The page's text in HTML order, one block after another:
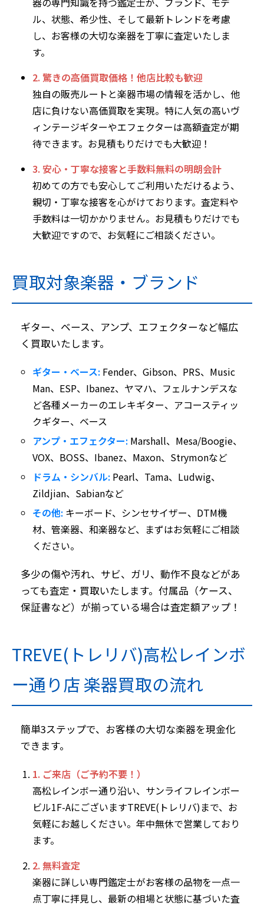
ル、状態、希少性、そして最新トレンドを考慮
し、お客様の大切な楽器を丁寧に査定いたしま
す。
2. 驚きの高価買取価格！他店比較も歓迎
独自の販売ルートと楽器市場の情報を活かし、他
店に負けない高価買取を実現。特に人気の高いヴ
ィンテージギターやエフェクターは高額査定が期
待できます。お見積もりだけでも大歓迎！
3. 安心・丁寧な接客と手数料無料の明朗会計
初めての方でも安心してご利用いただけるよう、
親切・丁寧な接客を心がけております。査定料や
手数料は一切かかりません。お見積もりだけでも
大歓迎ですので、お気軽にご相談ください。
買取対象楽器・ブランド
ギター、ベース、アンプ、エフェクターなど幅広
く買取いたします。
ギター・ベース: Fender、Gibson、PRS、Music
Man、ESP、Ibanez、ヤマハ、フェルナンデスな
ど各種メーカーのエレキギター、アコースティッ
クギター、ベース
アンプ・エフェクター: Marshall、Mesa/Boogie、
VOX、BOSS、Ibanez、Maxon、Strymonなど
ドラム・シンバル: Pearl、Tama、Ludwig、
Zildjian、Sabianなど
その他: キーボード、シンセサイザー、DTM機
材、管楽器、和楽器など、まずはお気軽にご相談
ください。
多少の傷や汚れ、サビ、ガリ、動作不良などがあ
っても査定・買取いたします。付属品（ケース、
保証書など）が揃っている場合は査定額アップ！
TREVE(トレリバ)高松レインボ
ー通り店 楽器買取の流れ
簡単3ステップで、お客様の大切な楽器を現金化
できます。
1. ご来店（ご予約不要！）
高松レインボー通り沿い、サンライフレインボー
ビル1F-AにございますTREVE(トレリバ)まで、お
気軽にお越しください。年中無休で営業しており
ます。
2. 無料査定
楽器に詳しい専門鑑定士がお客様の品物を一点一
点丁寧に拝見し、最新の相場と状態に基づいた査